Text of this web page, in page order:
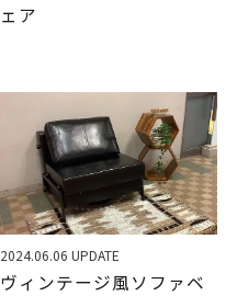
ェア
2024.06.06 UPDATE
ヴィンテージ風ソファベ